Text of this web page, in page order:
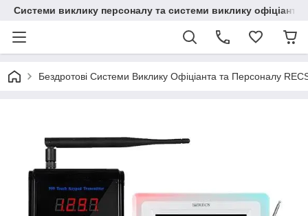
Системи виклику персоналу та системи виклику офіціанта
Бездротові Системи Виклику Офіціанта та Персоналу